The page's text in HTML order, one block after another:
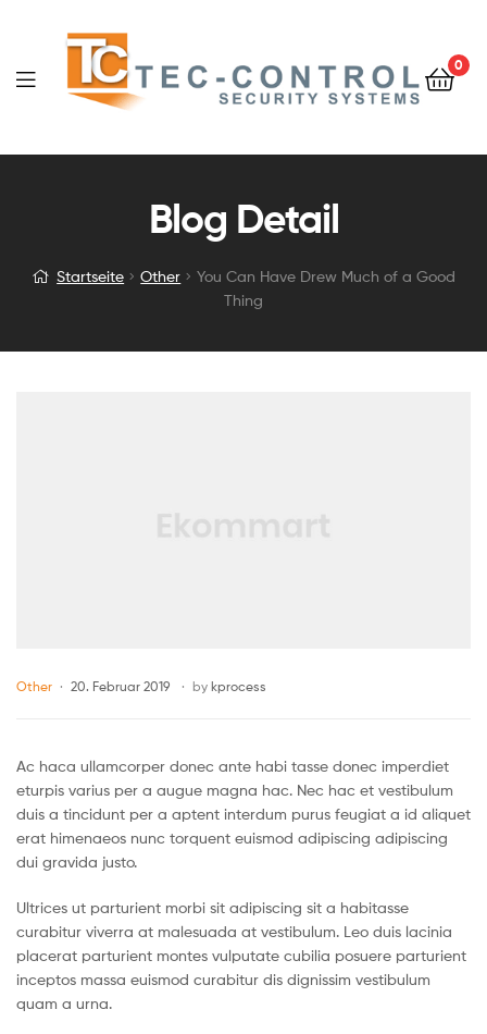
0
Blog Detail
Startseite Other
You Can Have Drew Much of a Good
Thing
Other 20. Februar 2019 by kprocess
Ac haca ullamcorper donec ante habi tasse donec imperdiet
eturpis varius per a augue magna hac. Nec hac et vestibulum
duis a tincidunt per a aptent interdum purus feugiat a id aliquet
erat himenaeos nunc torquent euismod adipiscing adipiscing
dui gravida justo.
Ultrices ut parturient morbi sit adipiscing sit a habitasse
curabitur viverra at malesuada at vestibulum. Leo duis lacinia
placerat parturient montes vulputate cubilia posuere parturient
inceptos massa euismod curabitur dis dignissim vestibulum
quam a urna.